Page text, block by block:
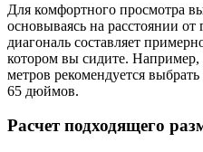
Для комфортного просмотра
основываясь на расстоянии от
диагональ составляет
котором вы сидите. Например,
метров рекомендуется
65 дюймов.
Расчет подходящего